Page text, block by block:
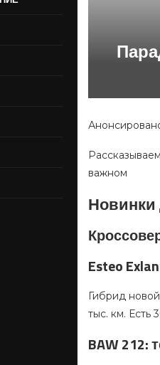
важном
Новинки
Esteo
Гибрид
тыс. км. Есть
BAW 212: